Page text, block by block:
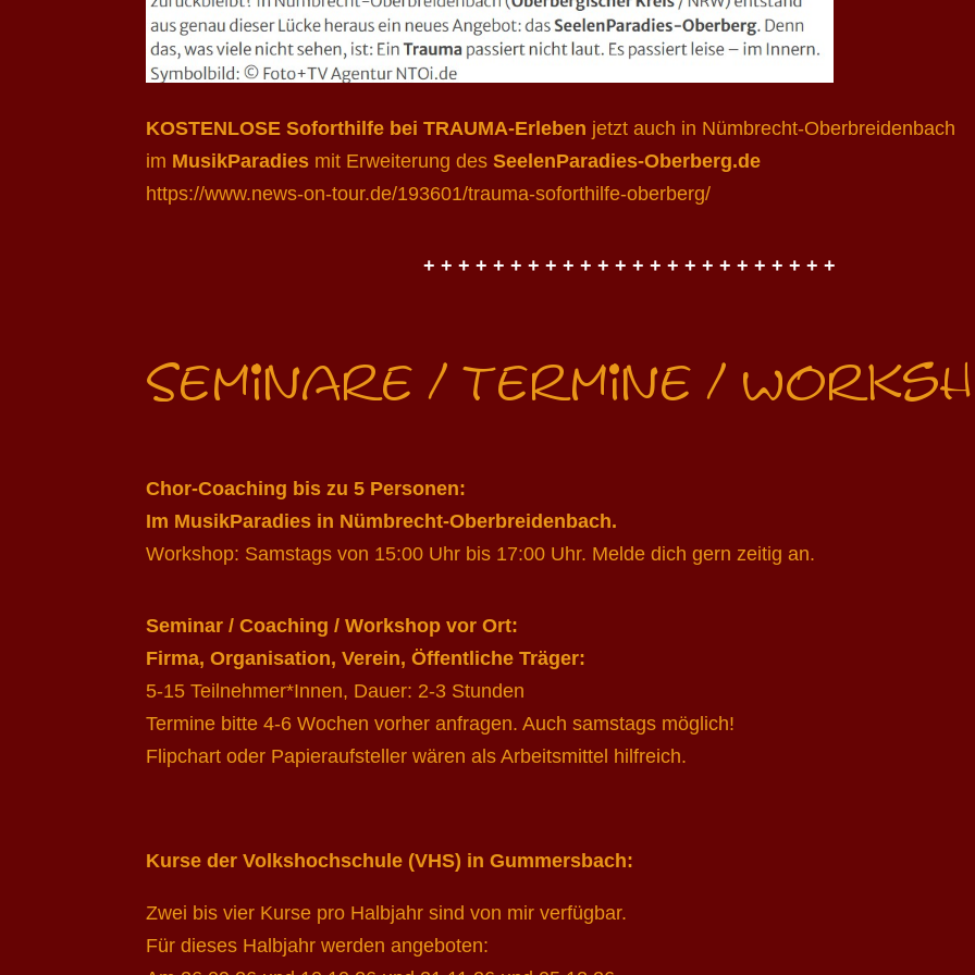
KOSTENLOSE Soforthilfe bei TRAUMA-Erleben jetzt auch in Nümbrecht-Oberbreidenbach
im MusikParadies mit Erweiterung desSeelenParadies-Oberberg.de
https://www.news-on-tour.de/193601/trauma-soforthilfe-oberberg/
+ + + + + + + + + + + + + + + + + + + + + + + +
Seminare / Termine /
Chor-Coaching bis zu 5 Personen:
Im MusikParadies in Nümbrecht-Oberbreidenbach.
Workshop: Samstags von 15:00 Uhr bis 17:00 Uhr. Melde dich gern zeitig an.
Seminar / Coaching / Workshop vor Ort:
Firma, Organisation, Verein, Öffentliche Träger:
5-15 Teilnehmer*Innen, Dauer: 2-3 Stunden
Termine bitte 4-6 Wochen vorher anfragen. Auch samstags möglich!
Flipchart oder Papieraufsteller wären als Arbeitsmittel hilfreich.
Kurse der Volkshochschule (VHS) in Gummersbach:
Zwei bis vier Kurse pro Halbjahr sind von mir verfügbar.
Für dieses Halbjahr werden angeboten: